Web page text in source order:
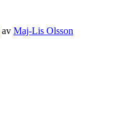
av Maj-Lis Olsson